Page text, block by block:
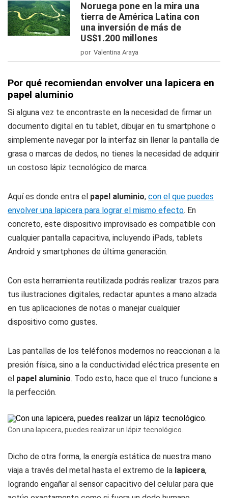
Noruega pone en la mira una
tierra de América Latina con
una inversión de más de
US$1.200 millones
por Valentina Araya
Por qué recomiendan envolver una lapicera en
papel aluminio
Si alguna vez te encontraste en la necesidad de firmar un
documento digital en tu tablet, dibujar en tu smartphone o
simplemente navegar por la interfaz sin llenar la pantalla de
grasa o marcas de dedos, no tienes la necesidad de adquirir
un costoso lápiz tecnológico de marca.
Aquí es donde entra el papel aluminio, con el que puedes
envolver una lapicera para lograr el mismo efecto. En
concreto, este dispositivo improvisado es compatible con
cualquier pantalla capacitiva, incluyendo iPads, tablets
Android y smartphones de última generación.
Con esta herramienta reutilizada podrás realizar trazos para
tus ilustraciones digitales, redactar apuntes a mano alzada
en tus aplicaciones de notas o manejar cualquier
dispositivo como gustes.
Las pantallas de los teléfonos modernos no reaccionan a la
presión física, sino a la conductividad eléctrica presente en
el papel aluminio. Todo esto, hace que el truco funcione a
la perfección.
Con una lapicera, puedes realizar un lápiz tecnológico.
Dicho de otra forma, la energía estática de nuestra mano
viaja a través del metal hasta el extremo de la lapicera,
logrando engañar al sensor capacitivo del celular para que